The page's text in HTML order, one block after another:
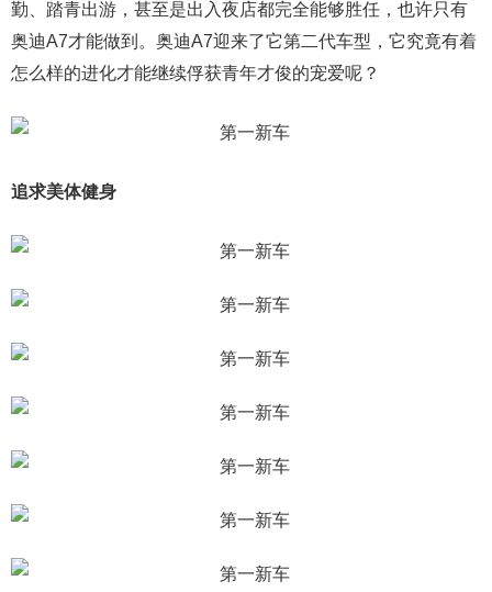
勤、踏青出游，甚至是出入夜店都完全能够胜任，也许只有
奥迪A7才能做到。奥迪A7迎来了它第二代车型，它究竟有着
怎么样的进化才能继续俘获青年才俊的宠爱呢？
追求美体健身